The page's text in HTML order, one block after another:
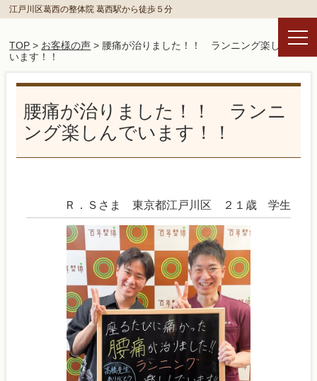
江戸川区葛西の整体院 葛西駅から徒歩５分
TOP > お客様の声 > 腰痛が治りました！！ ランニング楽しんで
います！！
腰痛が治りました！！ ランニ
ング楽しんでいます！！
Ｒ．Ｓさま 東京都江戸川区 ２１歳 学生